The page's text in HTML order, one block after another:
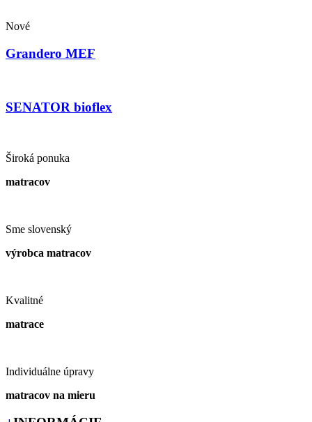
Nové
Grandero MEF
SENATOR bioflex
Široká ponuka
matracov
Sme slovenský
výrobca matracov
Kvalitné
matrace
Individuálne úpravy
matracov na mieru